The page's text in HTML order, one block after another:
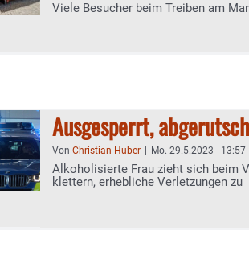
Viele Besucher beim Treiben am
Ausgesperrt,
Von Christian Huber Mo. 29.5.2023 - 13:57
Alkoholisierte Frau zieht sich beim
klettern, erhebliche Verletzungen zu